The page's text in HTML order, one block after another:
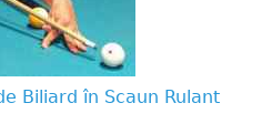
Biliard în Scaun Rulant